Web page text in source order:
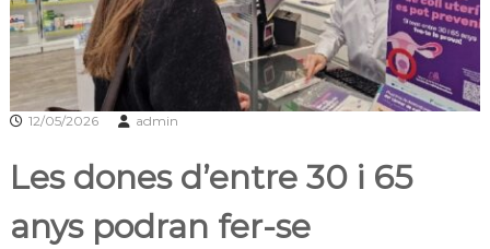
e
a
t
u
e
s
e
12/05/2026 admin
Les dones d’entre 30 i 65
anys podran fer-se